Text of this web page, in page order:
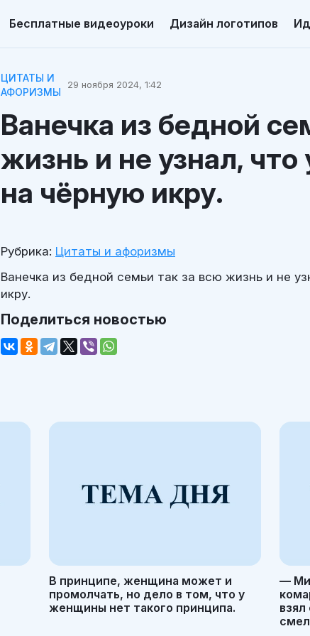
Бесплатные видеоуроки Дизайн логотипов
ЦИТАТЫ И
АФОРИЗМЫ
29 ноября 2024, 1:42
Ванечка из бедной
жизнь и не узнал, что
на чёрную икру.
Рубрика: Цитаты и афоризмы
Ванечка из бедной семьи так за всю жизнь и не
икру.
Поделиться новостью
В принципе, женщина может и
промолчать, но дело в том, что у
женщины нет такого принципа.
—